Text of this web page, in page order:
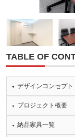
TABLE OF
デザインコンセプト
プロジェクト概要
納品家具一覧